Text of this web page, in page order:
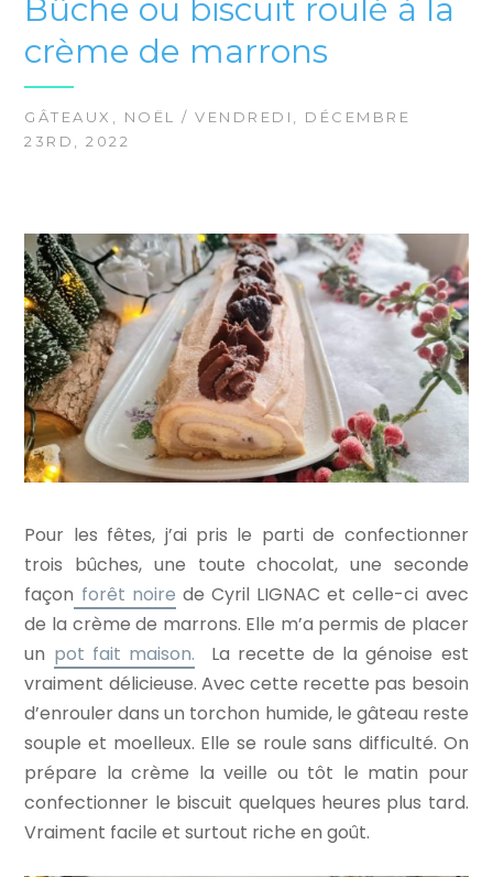
Bûche ou biscuit roulé à la
crème de marrons
GÂTEAUX NOËL
/ VENDREDI, DÉCEMBRE
23RD, 2022
Pour les fêtes, j’ai pris le parti de confectionner
trois bûches, une toute chocolat, une seconde
façon forêt noire de Cyril LIGNAC et celle-ci avec
de la crème de marrons. Elle m’a permis de placer
un pot fait maison. La recette de la génoise est
vraiment délicieuse. Avec cette recette pas besoin
d’enrouler dans un torchon humide, le gâteau reste
souple et moelleux. Elle se roule sans difficulté. On
prépare la crème la veille ou tôt le matin pour
confectionner le biscuit quelques heures plus tard.
Vraiment facile et surtout riche en goût.